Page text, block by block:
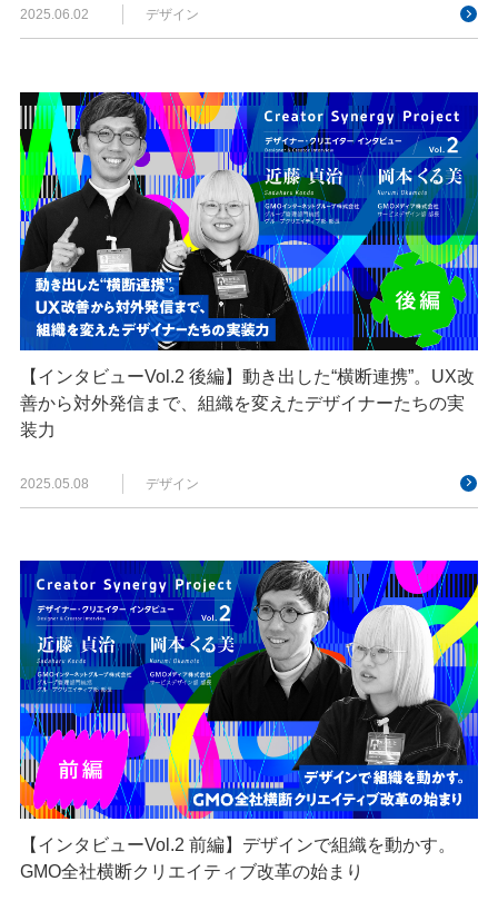
2025.06.02 デザイン
【インタビューVol.2 後編】動き出した“横断連携”。UX改
善から対外発信まで、組織を変えたデザイナーたちの実
装力
2025.05.08 デザイン
【インタビューVol.2 前編】デザインで組織を動かす。
GMO全社横断クリエイティブ改革の始まり